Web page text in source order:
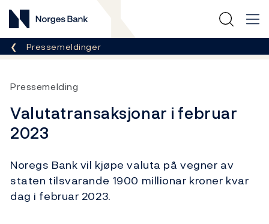
Norges Bank
Her er du nå:
Pressemeldinger
Pressemelding
Valutatransaksjonar i februar
2023
Noregs Bank vil kjøpe valuta på vegner av
staten tilsvarande 1900 millionar kroner kvar
dag i februar 2023.